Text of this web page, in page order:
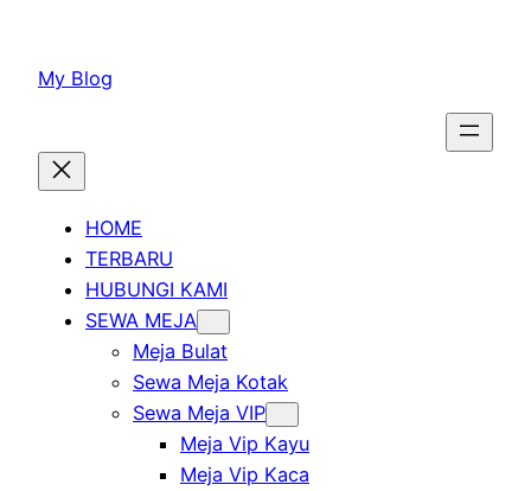
konten
My Blog
HOME
TERBARU
HUBUNGI KAMI
SEWA MEJA
Meja Bulat
Sewa Meja Kotak
Sewa Meja VIP
Meja Vip Kayu
Meja Vip Kaca